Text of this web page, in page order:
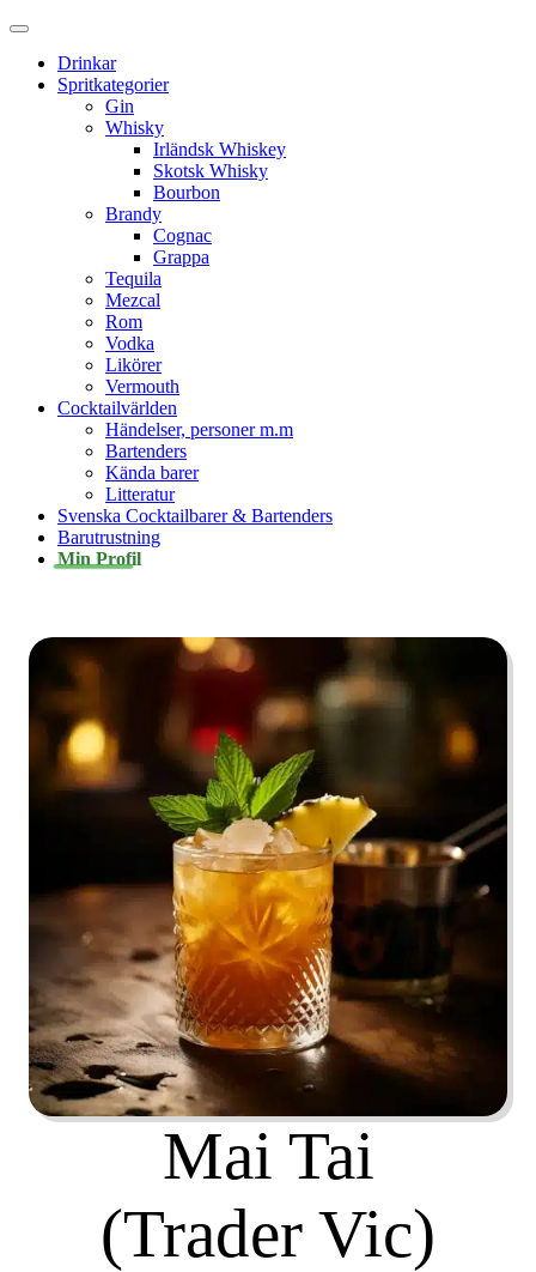
Drinkar
Spritkategorier
Gin
Whisky
Irländsk Whiskey
Skotsk Whisky
Bourbon
Brandy
Cognac
Grappa
Tequila
Mezcal
Rom
Vodka
Likörer
Vermouth
Cocktailvärlden
Händelser, personer m.m
Bartenders
Kända barer
Litteratur
Svenska Cocktailbarer & Bartenders
Barutrustning
Min Profil
Mai Tai
(Trader Vic)